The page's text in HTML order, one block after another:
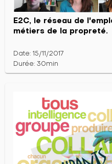
E2C, le réseau de
métiers de la propreté.
Date: 15/11/2017
Durée: 30min